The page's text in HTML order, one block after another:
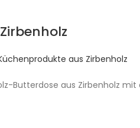
aus Zirbenholz
Butterdose aus Zirbenholz